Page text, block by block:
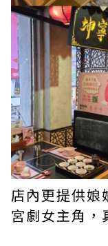
店內更提供娘
宮劇女主角